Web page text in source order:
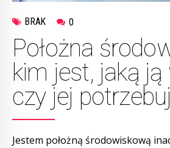
BRAK 0
Położna
kim jest, jaką
czy jej
Jestem położną środowiskową